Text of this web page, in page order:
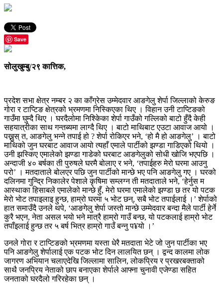
Save
सोलुखुम्बु/२९ कात्तिक,
प्रदेश सभा क्षेत्र नम्बर २ का काँग्रेस उम्मेदवार आङगेलु शेर्पा जिल्लाको केरुङ
गोरा र टाप्टिङ क्षेत्रको भ्रमणमा निस्किएका थिए । विहान उनी टाप्टिङको
गाउँमा घुम्दै थिए । घरदैलोमा निश्किेका शेर्पा गाउँको गल्लिको बाटो हुँदै केही
सहयात्रीका साथ गन्तब्यमा लाग्दै थिए । बाटो माथिबाट एउटा आवाज आयो ।
पख्नुस् त, आङगेलु भन्ने तपाई हो ? शेर्पा रोकिएर भने, ‘हो मै हो आङगेलु’ । बाटो
माथिको जुन घरबाट आवाज आयो त्यहाँ एमाले पार्टीको झण्डा गाडिएको थियो ।
उनी झस्किए एमालेको झण्डा गाडेको घरबाट आङगेलुको सोधी खोजि भएपछि ।
अन्दाजी ४० बर्षका ती पुरुषले घरमै बोलाए र भने, ‘तपाईहरु मेरो घरमा आउनु
परो’ । मतदाताले बोलएर पछि जुन पार्टीको मान्छे भए पनि आङगेलु गए । घरको
दलिनमा गुन्द्रि निकालेर पेशाले कृषिमा सम्लग्न ती मतदाताले भने, ‘हेर्नुस म
आस्थाका हिसाबले एमालेको मान्छे हुँ, मेरो घरमा एमालेको झण्डा छ तर यो पटक
मेरो भोट तपाइलाइ हुन्छ, हाम्रो घरमा ५ भोट छन्, सबै भोट तपाईलाई ।’ शेर्पाको
हात समाउँदै उनले थपे, ‘आङगेलु शेर्पा जस्तो मान्छे उम्मेदवार बन्दा मैले पार्टी हेर्ने
कुरै भएन, नेता असल भयो भने मात्रै हाम्रो गाउँ बन्छ, यो पटकलाई हाम्रो भोट
तपाँइलाई हुन्छ तर ५ बर्ष भित्र हाम्रो गाउँ बन्नु प¥यो ।’
उनले गोरा र टाप्टिङको भ्रमणमा यस्ता धेरै मतदाता भेटे जो जुन पार्टीका भए
पनि आङगेलु शेर्पालाई एक पटक भोट दिन लालयित छन् । द्वन्द कालमा लोक
जागरण अभियान चलाएदेखि जिल्लामा सालिन, लोकप्रिय र प्रखरबक्ताको
साथै जनप्रिय नेताको छाप बनाएका शेर्पाले आफ्ना चुनावी एजेण्डा सहित
जनताको घरदैलो गरिरहेका छन् ।